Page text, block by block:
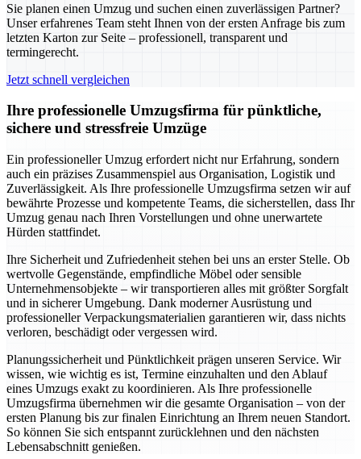
Sie planen einen Umzug und suchen einen zuverlässigen Partner?
Unser erfahrenes Team steht Ihnen von der ersten Anfrage bis zum
letzten Karton zur Seite – professionell, transparent und
termingerecht.
Jetzt schnell vergleichen
Ihre professionelle Umzugsfirma für pünktliche,
sichere und stressfreie Umzüge
Ein professioneller Umzug erfordert nicht nur Erfahrung, sondern
auch ein präzises Zusammenspiel aus Organisation, Logistik und
Zuverlässigkeit. Als Ihre professionelle Umzugsfirma setzen wir auf
bewährte Prozesse und kompetente Teams, die sicherstellen, dass Ihr
Umzug genau nach Ihren Vorstellungen und ohne unerwartete
Hürden stattfindet.
Ihre Sicherheit und Zufriedenheit stehen bei uns an erster Stelle. Ob
wertvolle Gegenstände, empfindliche Möbel oder sensible
Unternehmensobjekte – wir transportieren alles mit größter Sorgfalt
und in sicherer Umgebung. Dank moderner Ausrüstung und
professioneller Verpackungsmaterialien garantieren wir, dass nichts
verloren, beschädigt oder vergessen wird.
Planungssicherheit und Pünktlichkeit prägen unseren Service. Wir
wissen, wie wichtig es ist, Termine einzuhalten und den Ablauf
eines Umzugs exakt zu koordinieren. Als Ihre professionelle
Umzugsfirma übernehmen wir die gesamte Organisation – von der
ersten Planung bis zur finalen Einrichtung an Ihrem neuen Standort.
So können Sie sich entspannt zurücklehnen und den nächsten
Lebensabschnitt genießen.